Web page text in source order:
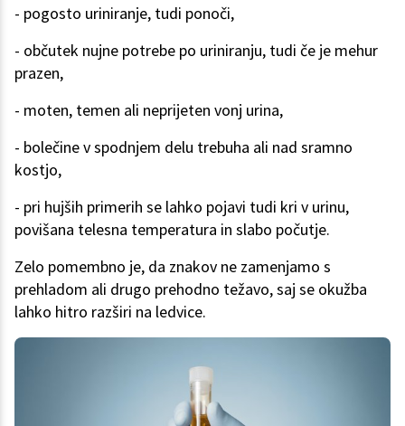
- pogosto uriniranje, tudi ponoči,
- občutek nujne potrebe po uriniranju, tudi če je mehur
prazen,
- moten, temen ali neprijeten vonj urina,
- bolečine v spodnjem delu trebuha ali nad sramno
kostjo,
- pri hujših primerih se lahko pojavi tudi kri v urinu,
povišana telesna temperatura in slabo počutje.
Zelo pomembno je, da znakov ne zamenjamo s
prehladom ali drugo prehodno težavo, saj se okužba
lahko hitro razširi na ledvice.